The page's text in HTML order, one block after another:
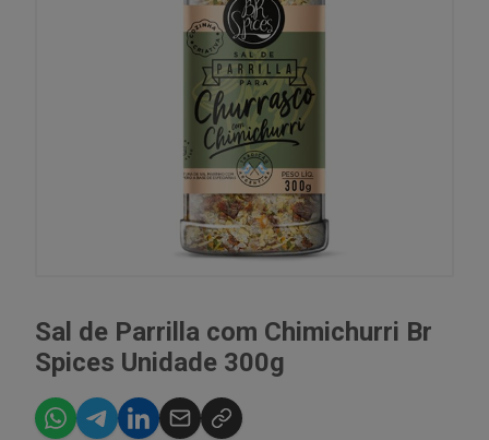
Sal de Parrilla com Chimichurri Br
Spices Unidade 300g